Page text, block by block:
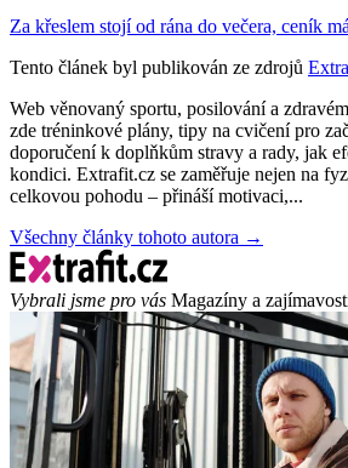
Za křeslem stojí od rána do večera, ceník
Tento článek byl publikován ze zdrojů
Web věnovaný sportu, posilování a
zde tréninkové plány, tipy na cvičení pro
doporučení k doplňkům stravy a rady, jak
kondici. Extrafit.cz se zaměřuje nejen na
celkovou pohodu – přináší motivaci,...
Všechny články tohoto autora →
Vybrali jsme pro vás Magazíny a